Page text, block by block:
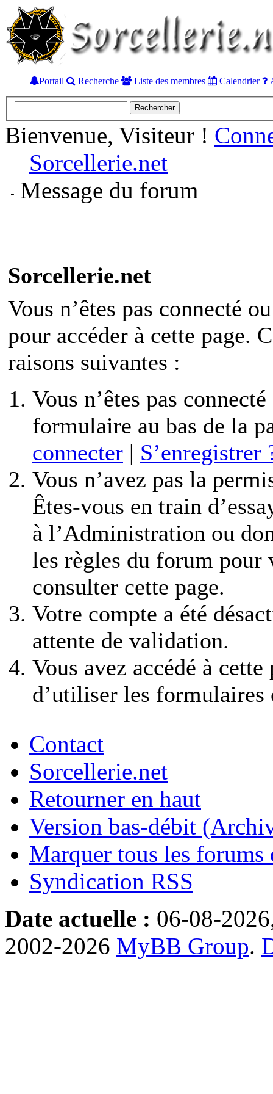
Portail Recherche Liste des membres Calendrier
Bienvenue, Visiteur !
Sorcellerie.net
Message du forum
Sorcellerie.net
Vous n’êtes pas connecté
pour accéder à cette page.
raisons suivantes :
Vous n’êtes pas
formulaire au bas de la
connecter | S’enregistrer
Vous n’avez pas la
Êtes-vous en train
à l’Administration ou
les règles du forum pour
consulter cette page.
Votre compte a été
attente de validation.
Vous avez accédé à
d’utiliser les formulaires
Contact
Sorcellerie.net
Retourner en haut
Version bas-débit
Marquer tous les forums
Syndication RSS
Date actuelle : 06-08-
2002-2026 MyBB Group.